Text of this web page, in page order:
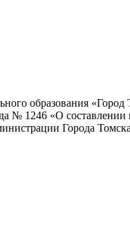
образования
№ 1246 «О
Города Томска